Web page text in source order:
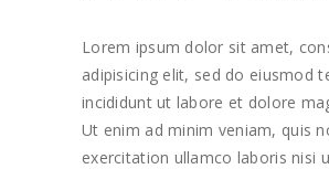
Lorem ipsum dolor sit amet,
adipisicing elit, sed do eiusmod
incididunt ut labore et dolore
Ut enim ad minim veniam, quis
exercitation ullamco laboris nisi